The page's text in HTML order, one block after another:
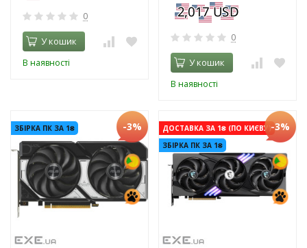
0
У кошик
В наявності
0
У кошик
В наявності
ЗБІРКА ПК ЗА 1₴ -3%
ДОСТАВКА ЗА 1₴ (ПО КИЄВУ)
ЗБІРКА ПК ЗА 1₴
-3%